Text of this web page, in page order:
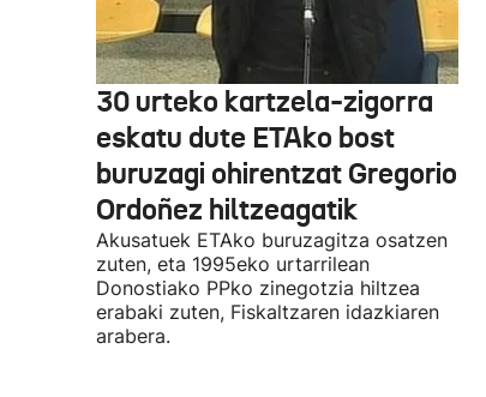
30 urteko kartzela-zigorra
eskatu dute ETAko bost
buruzagi ohirentzat Gregorio
Ordoñez hiltzeagatik
Akusatuek ETAko buruzagitza osatzen
zuten, eta 1995eko urtarrilean
Donostiako PPko zinegotzia hiltzea
erabaki zuten, Fiskaltzaren idazkiaren
arabera.